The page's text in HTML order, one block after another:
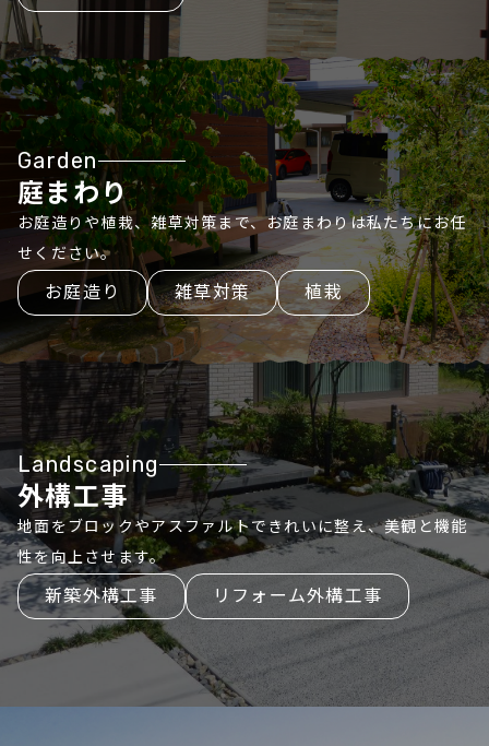
Garden
庭まわり
お庭造りや植栽、雑草対策まで、お庭まわりは私たちにお任
せください。
お庭造り 雑草対策 植栽
Landscaping
外構工事
地面をブロックやアスファルトできれいに整え、美観と機能
性を向上させます。
新築外構工事 リフォーム外構工事